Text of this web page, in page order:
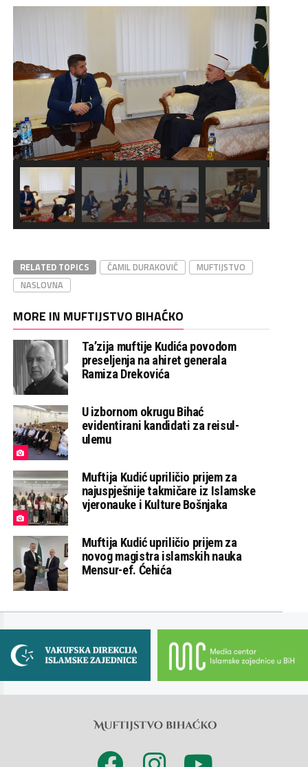
RELATED TOPICS ĆAMIL DURAKOVIĆ
MUFTIJSTVO
NASLOVNA
MORE IN MUFTIJSTVO BIHAĆKO
Ta’zija muftije Kudića povodom
preseljenja na ahiret generala
Ramiza Drekovića
U izbornom okrugu Bihać
evidentirani kandidati za reisul-
ulemu
Muftija Kudić upriličio prijem za
najuspješnije takmičare iz Islamske
vjeronauke i Kulture Bošnjaka
Muftija Kudić upriličio prijem za
novog magistra islamskih nauka
Mensur-ef. Ćehića